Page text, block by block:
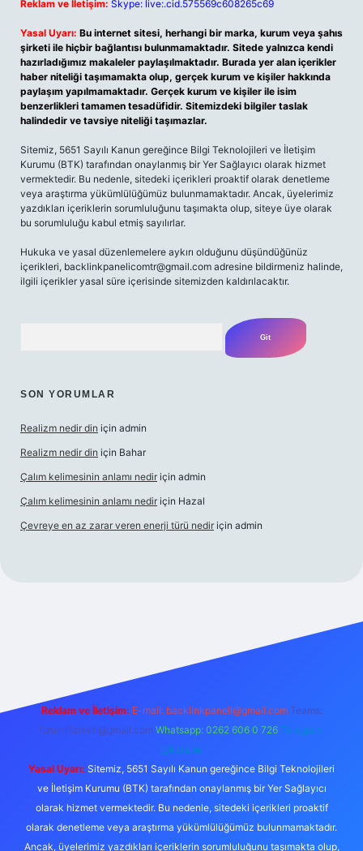
Reklam ve İletişim: Skype: live:.cid.575569c608265c69
Yasal Uyarı: Bu internet sitesi, herhangi bir marka, kurum veya şahıs
şirketi ile hiçbir bağlantısı bulunmamaktadır. Sitede yalnızca kendi
hazırladığımız makaleler paylaşılmaktadır. Burada yer alan içerikler
haber niteliği taşımamakta olup, gerçek kurum ve kişiler hakkında
paylaşım yapılmamaktadır. Gerçek kurum ve kişiler ile isim
benzerlikleri tamamen tesadüfidir. Sitemizdeki bilgiler taslak
halindedir ve tavsiye niteliği taşımazlar.
Sitemiz, 5651 Sayılı Kanun gereğince Bilgi Teknolojileri ve İletişim
Kurumu (BTK) tarafından onaylanmış bir Yer Sağlayıcı olarak hizmet
vermektedir. Bu nedenle, sitedeki içerikleri proaktif olarak denetleme
veya araştırma yükümlülüğümüz bulunmamaktadır. Ancak, üyelerimiz
yazdıkları içeriklerin sorumluluğunu taşımakta olup, siteye üye olarak
bu sorumluluğu kabul etmiş sayılırlar.
Hukuka ve yasal düzenlemelere aykırı olduğunu düşündüğünüz
içerikleri, backlinkpanelicomtr@gmail.com adresine bildirmeniz halinde,
ilgili içerikler yasal süre içerisinde sitemizden kaldırılacaktır.
SON YORUMLAR
Realizm nedir din için admin
Realizm nedir din için Bahar
Çalım kelimesinin anlamı nedir için admin
Çalım kelimesinin anlamı nedir için Hazal
Çevreye en az zarar veren enerji türü nedir için admin
Reklam ve İletişim: E-mail: backlinkpaneli@gmail.com Teams:
forumhizmeti@gmail.com Whatsapp: 0262 606 0 726 Telegram:
@karabul
Yasal Uyarı: Sitemiz, 5651 Sayılı Kanun gereğince Bilgi Teknolojileri
ve İletişim Kurumu (BTK) tarafından onaylanmış bir Yer Sağlayıcı
olarak hizmet vermektedir. Bu nedenle, sitedeki içerikleri proaktif
olarak denetleme veya araştırma yükümlülüğümüz bulunmamaktadır.
Ancak, üyelerimiz yazdıkları içeriklerin sorumluluğunu taşımakta olup,